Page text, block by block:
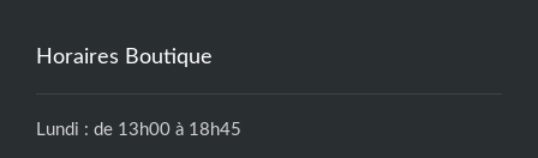
Horaires Boutique
Lundi : de 13h00 à 18h45